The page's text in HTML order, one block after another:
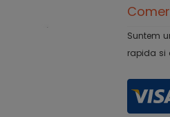
Suntem
rapida si